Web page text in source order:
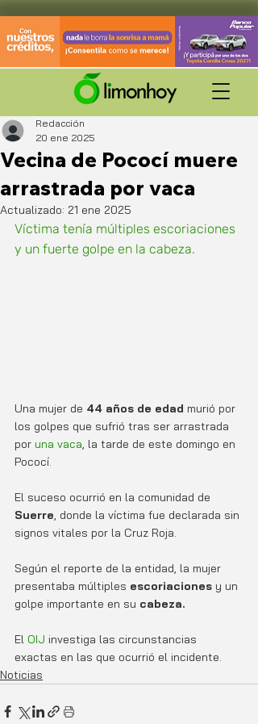
Vecina de Pococí muere
arrastrada por vaca
Redacción
20 ene 2025
Actualizado: 21 ene 2025
Víctima tenía múltiples escoriaciones
y un fuerte golpe en la cabeza.
Una mujer de 44 años de edad murió por
los golpes que sufrió tras ser arrastrada
por una vaca, la tarde de este domingo en
Pococí.
El suceso ocurrió en la comunidad de
Suerre, donde la víctima fue declarada sin
signos vitales por la Cruz Roja.
Según el reporte de la entidad, la mujer
presentaba múltiples escoriaciones y un
golpe importante en su cabeza.
El OIJ investiga las circunstancias
exactas en las que ocurrió el incidente.
Noticias